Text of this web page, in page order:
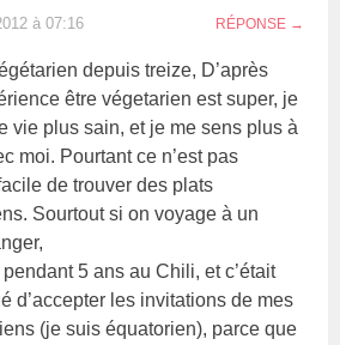
à 07:16 RÉPONSE
depuis treize, D’après
être végetarien est super, je
vie plus sain, et je me sens plus à
moi. Pourtant ce n’est pas
de trouver des plats
Sourtout si on voyage à un
pendant 5 ans au Chili, et c’était
d’accepter les invitations de mes
(je suis équatorien), parce que